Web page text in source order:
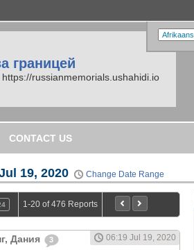
границей
russianmemorials.ushahidi.io
CONTACT US
19, 2020 Change Date Range
1-20 of 476 Reports
Дания 3
06:19 Jul 19, 2020